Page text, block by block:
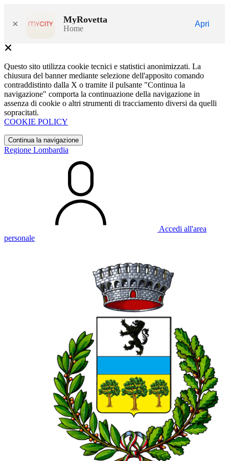
× MyRovetta
Home
Apri
Questo sito utilizza cookie tecnici e statistici anonimizzati. La
chiusura del banner mediante selezione dell'apposito comando
contraddistinto dalla X o tramite il pulsante "Continua la
navigazione" comporta la continuazione della navigazione in
assenza di cookie o altri strumenti di tracciamento diversi da quelli
sopracitati.
COOKIE POLICY
Continua la navigazione
Regione Lombardia
Accedi all'area
personale